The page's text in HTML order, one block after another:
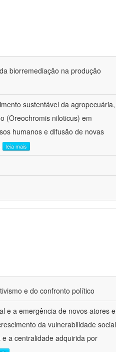
biorremediação na produção
sustentável da agropecuária,
(Oreochromis niloticus) em
humanos e difusão de novas
leia mais
e do confronto político
e a emergência de novos atores e
da vulnerabilidade social
a centralidade adquirida por